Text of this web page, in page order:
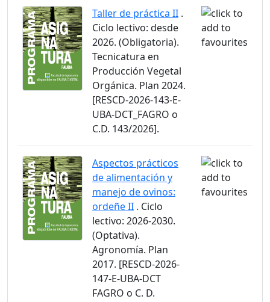
Taller de práctica II .
Ciclo lectivo: desde
2026. (Obligatoria).
Tecnicatura en
Producción Vegetal
Orgánica. Plan 2024.
[RESCD-2026-143-E-
UBA-DCT_FAGRO o
C.D. 143/2026].
Aspectos prácticos
de alimentación y
manejo de ovinos:
ordeñe II . Ciclo
lectivo: 2026-2030.
(Optativa).
Agronomía. Plan
2017. [RESCD-2026-
147-E-UBA-DCT
FAGRO o C. D.